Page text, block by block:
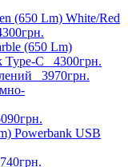
(650 Lm) White/Red
(650 Lm)
Type-C 4300грн.
3970грн.
Powerbank USB